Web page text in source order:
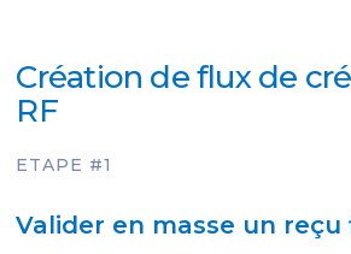
Création de flux de
RF
ETAPE #1
Valider en masse un reçu